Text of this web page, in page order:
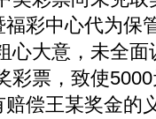
彩中心代为保
心大意，未全
彩票，致使
偿王某奖金的